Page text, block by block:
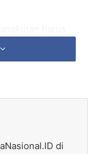
cedera
dilakukan
sebagai peserta
di